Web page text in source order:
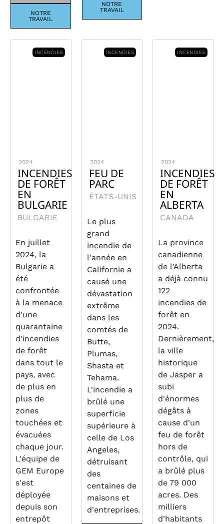
NOTRE
TRAVAIL
NOTRE
TRAVAIL
INCENDIES
2024
INCENDIES
DE FORÊT
EN
BULGARIE
BULGARIE
En juillet
2024, la
Bulgarie a
été
confrontée
à la menace
d'une
quarantaine
d'incendies
de forêt
dans tout le
pays, avec
de plus en
plus de
zones
touchées et
évacuées
chaque jour.
L'équipe de
GEM Europe
s'est
déployée
depuis son
entrepôt
INCENDIES
2024
FEU DE
PARC
ÉTATS-UNIS
Le plus
grand
incendie de
l'année en
Californie a
causé une
dévastation
extrême
dans les
comtés de
Butte,
Plumas,
Shasta et
Tehama.
L'incendie a
brûlé une
superficie
supérieure à
celle de Los
Angeles,
détruisant
des
centaines de
maisons et
d'entreprises.
INCENDIES
2024
INCENDIES
DE FORÊT
EN
ALBERTA
CANADA
La province
canadienne
de l'Alberta
a déjà connu
122
incendies de
forêt en
2024.
Dernièrement,
la ville
historique
de Jasper a
subi
d'énormes
dégâts à
cause d'un
feu de forêt
hors de
contrôle, qui
a brûlé plus
de 79 000
acres. Des
milliers
d'habitants